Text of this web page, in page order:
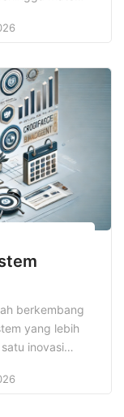
proses
ini, pelajar
berkembang
yang lebih
inovasi